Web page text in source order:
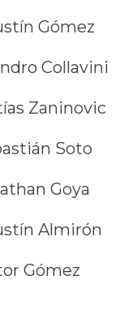
Gómez
Collavini
Zaninovic
Soto
Goya
Almirón
Gómez